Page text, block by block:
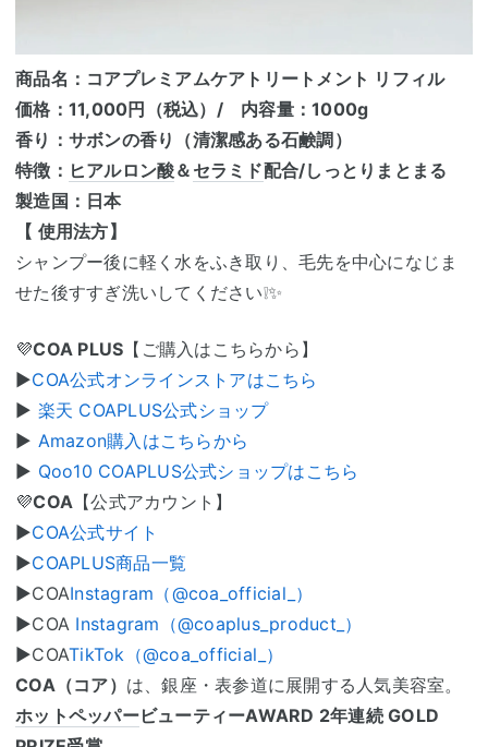
商品名：コアプレミアムケアトリートメント リフィル
価格：11,000円（税込）/ 内容量：1000g
香り：サボンの香り（清潔感ある石鹸調）
特徴： ヒアルロン酸＆ セラミド配合/しっとりまとまる
製造国：日本
【 使用法方】
シャンプー後に軽く水をふき取り、毛先を中心になじま
せた後すすぎ洗いしてください❕✨
💜COA PLUS 【ご購入はこちらから】
▶︎COA公式オンラインストアはこちら
▶︎ 楽天 COAPLUS公式ショップ
▶ Amazon購入はこちらから
▶︎ Qoo10 COAPLUS公式ショップはこちら
💜COA 【公式アカウント】
▶︎COA公式サイト
▶︎COAPLUS商品一覧
▶︎COAInstagram（@coa_official_）
▶︎COA Instagram（@coaplus_product_）
▶︎COATikTok（@coa_official_）
COA（コア） は、銀座・表参道に展開する人気美容室。
ホットペッパービューティーAWARD 2年連続 GOLD